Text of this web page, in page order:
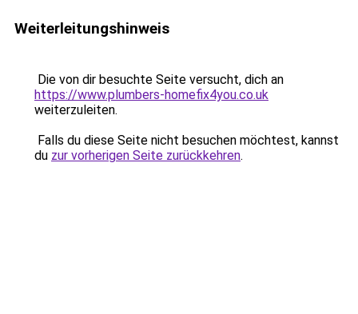
Weiterleitungshinweis
Die von dir besuchte Seite versucht, dich an
https://www.plumbers-homefix4you.co.uk
weiterzuleiten.
Falls du diese Seite nicht besuchen möchtest, kannst
du zur vorherigen Seite zurückkehren.